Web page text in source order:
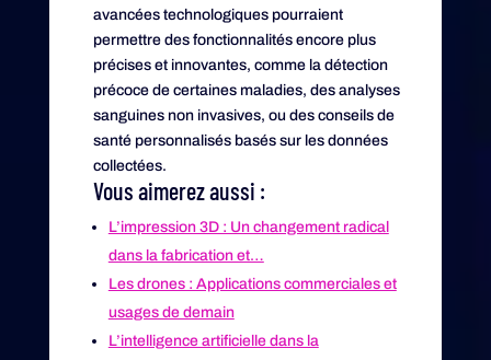
avancées technologiques pourraient
permettre des fonctionnalités encore plus
précises et innovantes, comme la détection
précoce de certaines maladies, des analyses
sanguines non invasives, ou des conseils de
santé personnalisés basés sur les données
collectées.
Vous aimerez aussi :
L’impression 3D : Un changement radical
dans la fabrication et…
Les drones : Applications commerciales et
usages de demain
L’intelligence artificielle dans la